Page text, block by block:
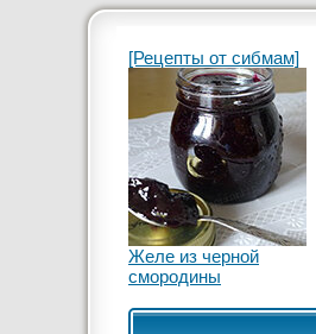
[Рецепты от сибмам]
Желе из черной
смородины